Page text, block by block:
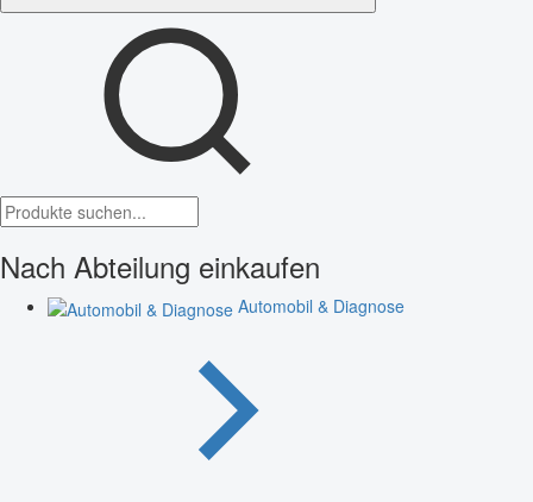
Nach Abteilung einkaufen
Automobil & Diagnose